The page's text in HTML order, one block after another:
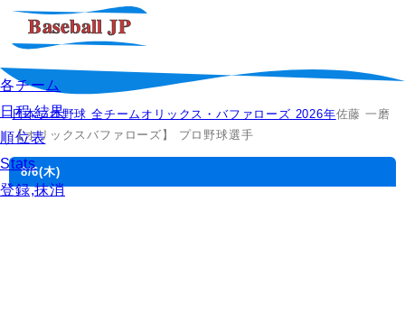
各チーム
日程,結果
順位表
Stats
登録,抹消
日本プロ野球 全チーム オリックス・バファローズ 2026年佐藤 一磨
【オリックスバファローズ】 プロ野球選手
8/6(木)